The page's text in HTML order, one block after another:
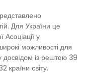
Для України це
Асоціації у
можливості для
досвідом із рештою 39
країни світу.